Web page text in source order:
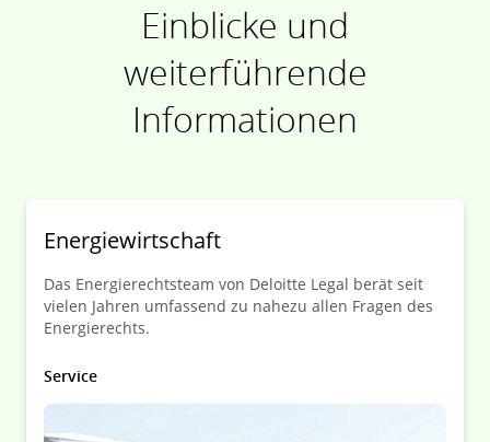
Einblicke und
weiterführende
Informationen
Energiewirtschaft
Das Energierechtsteam von Deloitte Legal berät seit
vielen Jahren umfassend zu nahezu allen Fragen des
Energierechts.
Service